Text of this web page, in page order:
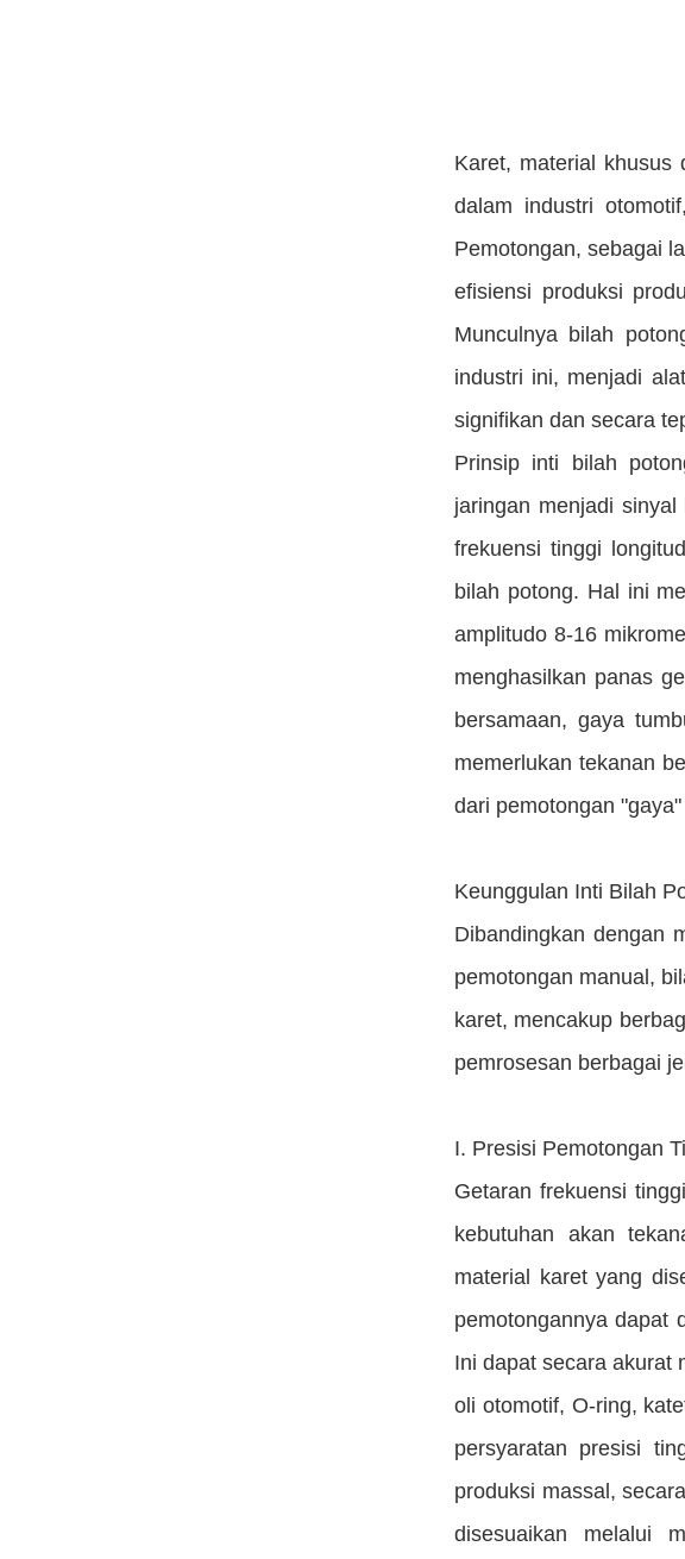
Karet, material khusus
dalam industri
Pemotongan, sebagai
efisiensi produksi
Munculnya bilah
industri ini, menjadi
signifikan dan secara
Prinsip inti bilah
jaringan menjadi
frekuensi tinggi
bilah potong. Hal ini
amplitudo 8-16
menghasilkan panas
bersamaan, gaya
memerlukan tekanan
dari pemotongan
Keunggulan Inti Bilah
Dibandingkan dengan
pemotongan manual,
karet, mencakup
pemrosesan berbagai
I. Presisi Pemotongan
Getaran frekuensi
kebutuhan akan
material karet yang
pemotongannya dapat
Ini dapat secara akurat
oli otomotif, O-ring,
persyaratan presisi
produksi massal,
disesuaikan melalui